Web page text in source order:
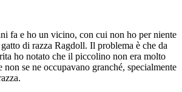
fa e ho un vicino, con cui non ho per niente
di razza Ragdoll. Il problema è che da
ho notato che il piccolino non era molto
se ne occupavano granché, specialmente